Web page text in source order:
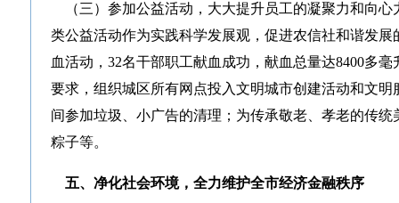
（三）参加公益活动，大大提升员工的凝聚力和向心
类公益活动作为实践科学发展观，促进农信社和谐发
血活动，32名干部职工献血成功，献血总量达8400多
要求，组织城区所有网点投入文明城市创建活动和文
间参加垃圾、小广告的清理；为传承敬老、孝老的传
粽子等。
五、净化社会环境，全力维护全市经济金融秩序